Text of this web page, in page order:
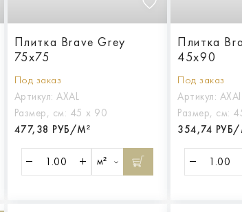
Плитка Brave Grey
75x75
Под заказ
Артикул:AXAL
Размер, см: 45 х 90
477,38 РУБ/М²
м²
Плитка
45x90
Под заказ
Артикул: AXAI
Размер, см:
354,74